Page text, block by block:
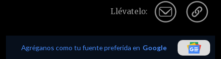
Llévatelo:
Agréganos como tu fuente preferida en Google